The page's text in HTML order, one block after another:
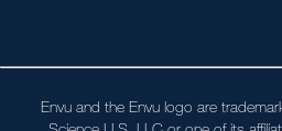
Envu and the Envu logo are